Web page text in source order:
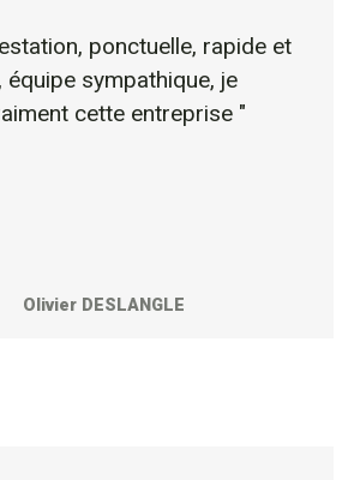
ponctuelle, rapide et
sympathique, je
cette entreprise "
Olivier DESLANGLE